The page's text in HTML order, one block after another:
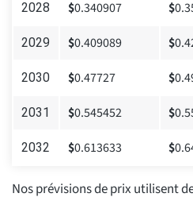
2028 $0.340907 $
2029 $0.409089 $
2030 $0.47727 $
2031 $0.545452 $
2032 $0.613633 $
Nos prévisions de prix utilisent